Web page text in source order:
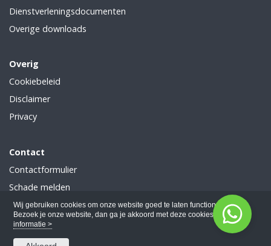
Wij gebruiken cookies om onze website goed te laten functioneren.
Bezoek je onze website, dan ga je akkoord met deze cookies.
Meer
informatie >
Dienstverleningsdocumenten
Overige downloads
Overig
Cookiebeleid
Disclaimer
Privacy
Contact
Contactformulier
Schade melden
Wijziging doorgeven